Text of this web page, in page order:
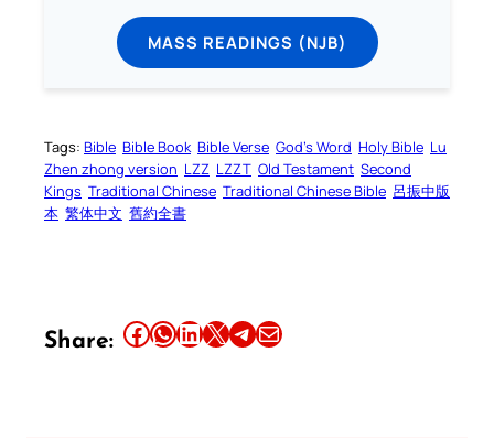
MASS READINGS (NJB)
Tags: Bible Bible Book Bible Verse God’s Word Holy Bible Lu
Zhen zhong version LZZ LZZT Old Testament Second
Kings Traditional Chinese Traditional Chinese Bible 呂振中版
本 繁体中文 舊約全書
Share: Share this article on Facebook Share this article on WhatsApp Share this article on LinkedIn Share this article on X Share this article on TelegramEmail this Article